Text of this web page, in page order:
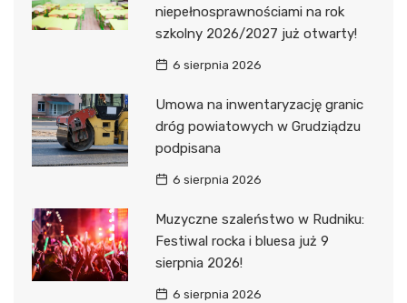
niepełnosprawnościami na rok
szkolny 2026/2027 już otwarty!
6 sierpnia 2026
Umowa na inwentaryzację granic
dróg powiatowych w Grudziądzu
podpisana
6 sierpnia 2026
Muzyczne szaleństwo w Rudniku:
Festiwal rocka i bluesa już 9
sierpnia 2026!
6 sierpnia 2026